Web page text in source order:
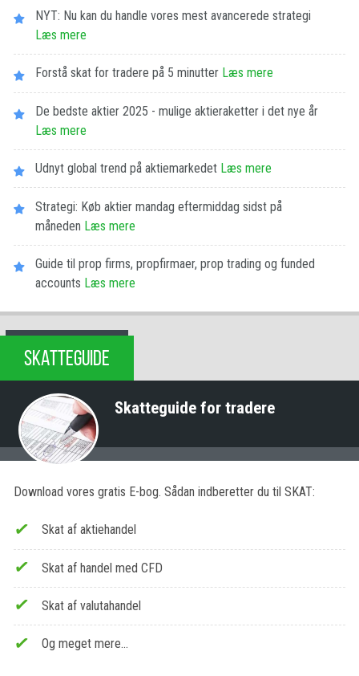
NYT: Nu kan du handle vores mest avancerede strategi
Læs mere
Forstå skat for tradere på 5 minutter Læs mere
De bedste aktier 2025 - mulige aktieraketter i det nye år
Læs mere
Udnyt global trend på aktiemarkedet Læs mere
Strategi: Køb aktier mandag eftermiddag sidst på
måneden Læs mere
Guide til prop firms, propfirmaer, prop trading og funded
accounts Læs mere
SKATTEGUIDE
Skatteguide for tradere
Download vores gratis E-bog. Sådan indberetter du til SKAT:
Skat af aktiehandel
Skat af handel med CFD
Skat af valutahandel
Og meget mere…